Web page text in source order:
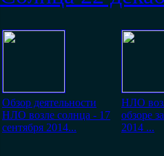
Обзор деятельности
НЛО возле солнца - 17
сентября 2014...
НЛО
обзоре
2014 ...